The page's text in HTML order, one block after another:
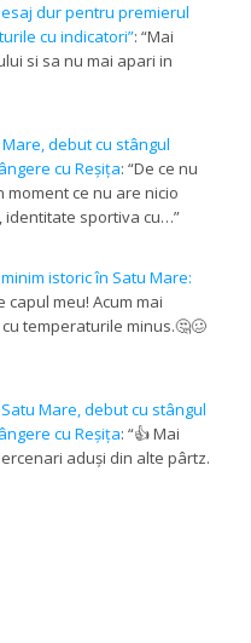
dur pentru premierul
cu indicatori”: “Mai
si sa nu mai apari in
Mare, debut cu stângul
cu Reșița: “De ce nu
ce nu are nicio
identitate sportiva cu…”
istoric în Satu Mare:
capul meu! Acum mai
temperaturile minus.🤔🥴
Satu Mare, debut cu stângul
cu Reșița: “👍 Mai
aduși din alte pârtz.